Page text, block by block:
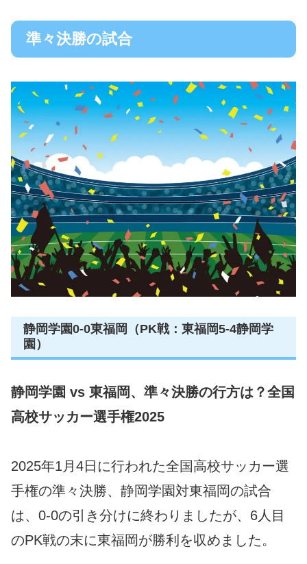
準々決勝の試合
静岡学園0-0東福岡（PK戦：東福岡5-4静岡学
園）
静岡学園 vs 東福岡、準々決勝の行方は？全国
高校サッカー選手権2025
2025年1月4日に行われた全国高校サッカー選
手権の準々決勝、静岡学園対東福岡の試合
は、0-0の引き分けに終わりましたが、6人目
のPK戦の末に東福岡が勝利を収めました。